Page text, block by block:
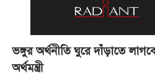
ভঙ্গুর অর্থনীতি ঘুরে দাঁড়াতে
অর্থমন্ত্রী